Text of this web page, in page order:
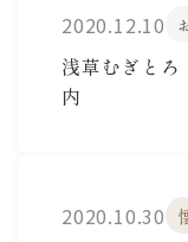
2020.12.10
浅草むぎと
内
2020.10.30